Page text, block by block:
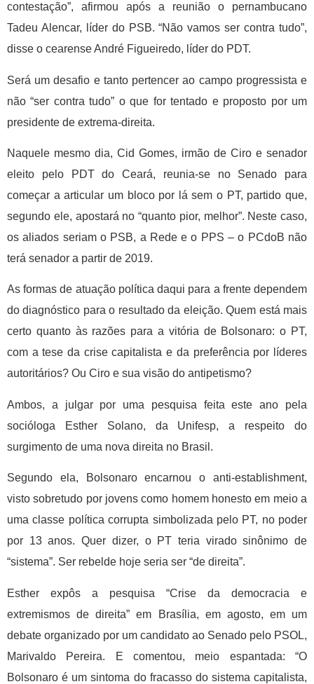
contestação”, afirmou após a reunião o pernambucano
Tadeu Alencar, líder do PSB. “Não vamos ser contra tudo”,
disse o cearense André Figueiredo, líder do PDT.
Será um desafio e tanto pertencer ao campo progressista e
não “ser contra tudo” o que for tentado e proposto por um
presidente de extrema-direita.
Naquele mesmo dia, Cid Gomes, irmão de Ciro e senador
eleito pelo PDT do Ceará, reunia-se no Senado para
começar a articular um bloco por lá sem o PT, partido que,
segundo ele, apostará no “quanto pior, melhor”. Neste caso,
os aliados seriam o PSB, a Rede e o PPS – o PCdoB não
terá senador a partir de 2019.
As formas de atuação política daqui para a frente dependem
do diagnóstico para o resultado da eleição. Quem está mais
certo quanto às razões para a vitória de Bolsonaro: o PT,
com a tese da crise capitalista e da preferência por líderes
autoritários? Ou Ciro e sua visão do antipetismo?
Ambos, a julgar por uma pesquisa feita este ano pela
socióloga Esther Solano, da Unifesp, a respeito do
surgimento de uma nova direita no Brasil.
Segundo ela, Bolsonaro encarnou o anti-establishment,
visto sobretudo por jovens como homem honesto em meio a
uma classe política corrupta simbolizada pelo PT, no poder
por 13 anos. Quer dizer, o PT teria virado sinônimo de
“sistema”. Ser rebelde hoje seria ser “de direita”.
Esther expôs a pesquisa “Crise da democracia e
extremismos de direita” em Brasília, em agosto, em um
debate organizado por um candidato ao Senado pelo PSOL,
Marivaldo Pereira. E comentou, meio espantada: “O
Bolsonaro é um sintoma do fracasso do sistema capitalista,